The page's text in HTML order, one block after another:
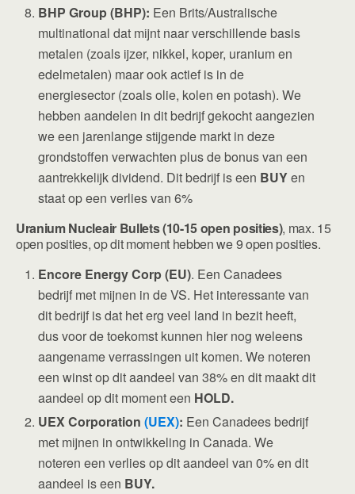
BHP Group (BHP): Een Brits/Australische
multinational dat mijnt naar verschillende basis
metalen (zoals ijzer, nikkel, koper, uranium en
edelmetalen) maar ook actief is in de
energiesector (zoals olie, kolen en potash). We
hebben aandelen in dit bedrijf gekocht aangezien
we een jarenlange stijgende markt in deze
grondstoffen verwachten plus de bonus van een
aantrekkelijk dividend. Dit bedrijf is een BUYen
staat op een verlies van 6%
Uranium Nucleair Bullets (10-15 open posities), max. 15
open posities, op dit moment hebben we 9 open posities.
Encore Energy Corp (EU). Een Canadees
bedrijf met mijnen in de VS. Het interessante van
dit bedrijf is dat het erg veel land in bezit heeft,
dus voor de toekomst kunnen hier nog weleens
aangename verrassingen uit komen. We noteren
een winst op dit aandeel van 38% en dit maakt dit
aandeel op dit moment een HOLD.
UEX Corporation(UEX): Een Canadees bedrijf
met mijnen in ontwikkeling in Canada. We
noteren een verlies op dit aandeel van 0% en dit
aandeel is een BUY.